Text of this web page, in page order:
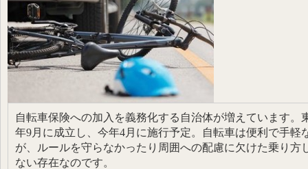
自転車保険への加入を義務化する自治体が増えています。
年9月に成立し、今年4月に施行予定。自転車は便利で手軽
が、ルールを守らなかったり周囲への配慮に欠けた乗り方
ない存在なのです。